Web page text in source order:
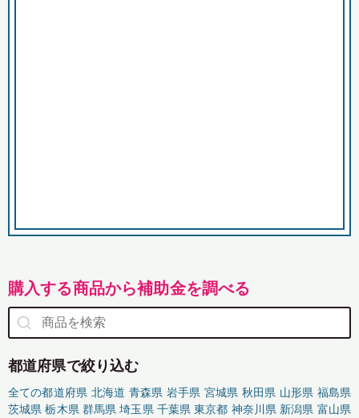
購入する商品から補助金を調べる
都道府県で絞り込む
全ての都道府県 北海道 青森県 岩手県 宮城県 秋田県 山形県 福島県
茨城県 栃木県 群馬県 埼玉県 千葉県 東京都 神奈川県 新潟県 富山県